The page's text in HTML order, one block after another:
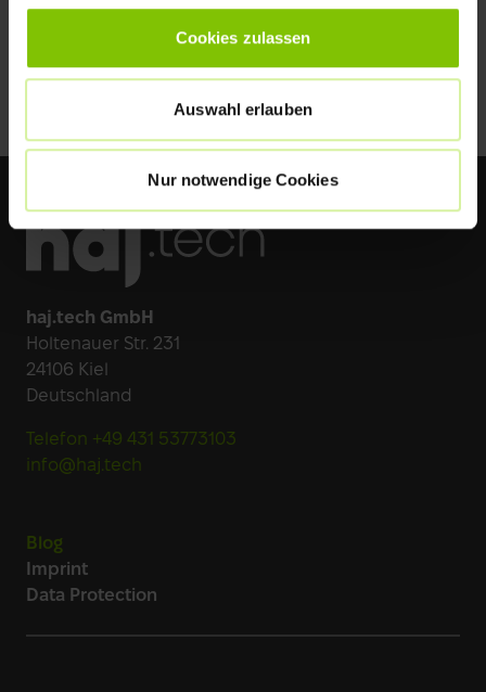
Cookies zulassen
Auswahl erlauben
Nur notwendige Cookies
The new website is technically up to date and
offers guests a new level of usability.
haj.tech GmbH
Holtenauer Str. 231
24106 Kiel
Deutschland
Telefon +49 431 53773103
info@haj.tech
Blog
Imprint
Data Protection